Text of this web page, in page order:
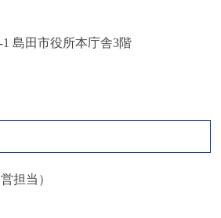
島田市役所本庁舎3階
担当）